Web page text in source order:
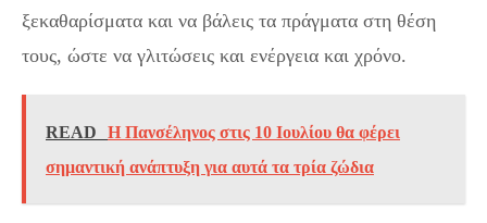
ξεκαθαρίσματα και να βάλεις τα πράγματα στη θέση
τους, ώστε να γλιτώσεις και ενέργεια και χρόνο.
READ
Η Πανσέληνος στις 10 Ιουλίου θα φέρει
σημαντική ανάπτυξη για αυτά τα τρία ζώδια